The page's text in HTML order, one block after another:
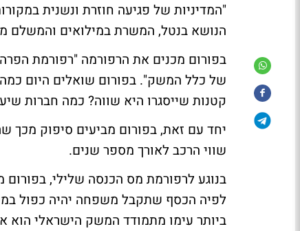
"המדיניות של פגיעה חוזרת ונשנית
הנושא בנטל, המשרת במילואים והמשלם
בפורום מכנים את הרפורמה "רפורמת
של כלל המשק". בפורום שואלים היום
קטנות שייסגרו היא שווה? כמה חברות
יחד עם זאת, בפורום מביעים סיפוק מכך
שווי הרכב לאורך מספר שנים.
בנוגע לרפורמת מס הכנסה שלילי,
לפיה הכסף שתקבל משפחה יהיה כפול
ביותר עימו מתמודד המשק הישראלי הוא